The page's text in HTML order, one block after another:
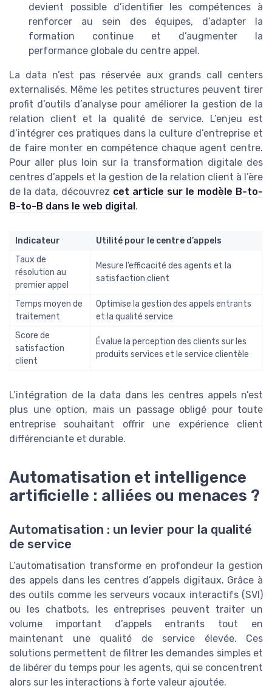
devient possible d’identifier les compétences à
renforcer au sein des équipes, d’adapter la
formation continue et d’augmenter la
performance globale du centre appel.
La data n’est pas réservée aux grands call centers
externalisés. Même les petites structures peuvent tirer
profit d’outils d’analyse pour améliorer la gestion de la
relation client et la qualité de service. L’enjeu est
d’intégrer ces pratiques dans la culture d’entreprise et
de faire monter en compétence chaque agent centre.
Pour aller plus loin sur la transformation digitale des
centres d’appels et la gestion de la relation client à l’ère
de la data, découvrez cet article sur le modèle B-to-
B-to-B dans le web digital.
Indicateur
Utilité pour le centre d’appels
Taux de
résolution au
premier appel
Mesure l’efficacité des agents et la
satisfaction client
Temps moyen de
traitement
Optimise la gestion des appels entrants
et la qualité service
Score de
satisfaction
client
Évalue la perception des clients sur les
produits services et le service clientèle
L’intégration de la data dans les centres appels n’est
plus une option, mais un passage obligé pour toute
entreprise souhaitant offrir une expérience client
différenciante et durable.
Automatisation et intelligence
artificielle : alliées ou menaces ?
Automatisation : un levier pour la qualité
de service
L’automatisation transforme en profondeur la gestion
des appels dans les centres d’appels digitaux. Grâce à
des outils comme les serveurs vocaux interactifs (SVI)
ou les chatbots, les entreprises peuvent traiter un
volume important d’appels entrants tout en
maintenant une qualité de service élevée. Ces
solutions permettent de filtrer les demandes simples et
de libérer du temps pour les agents, qui se concentrent
alors sur les interactions à forte valeur ajoutée.